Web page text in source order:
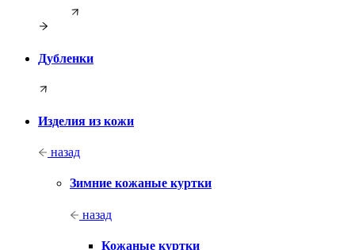
Дубленки
Изделия из кожи
назад
Зимние кожаные куртки
назад
Кожаные куртки